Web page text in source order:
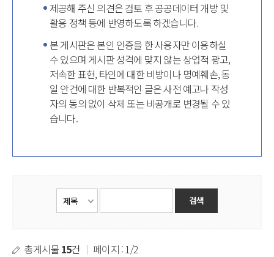
제공해 주신 의견은 검토 후 공공데이터 개방 및
활용 정책 등에 반영하도록 하겠습니다.
본 게시판은 본인 인증을 한 사용자만 이용하실
수 있으며 게시판 성격에 맞지 않는 상업적 광고,
저속한 표현, 타인에 대한 비방이나 명예훼손, 동
일 안건에 대한 반복적인 글은 사전 예고나 작성
자의 동의 없이 삭제 또는 비공개로 변경될 수 있
습니다.
총게시물 15건 ｜ 페이지 : 1/2